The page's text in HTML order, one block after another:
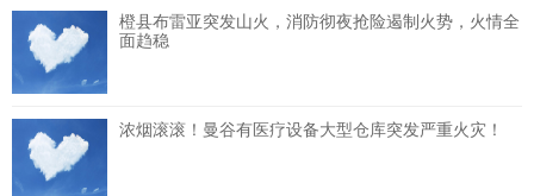
橙县布雷亚突发山火，消防彻夜抢险遏制火势，火情全
面趋稳
浓烟滚滚！曼谷有医疗设备大型仓库突发严重火灾！